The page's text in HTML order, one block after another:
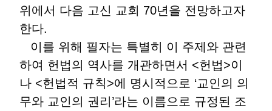
위에서 다음 고신 교회 70년을 전망하고자
한다.
이를 위해 필자는 특별히 이 주제와 관련
하여 헌법의 역사를 개관하면서 <헌법>이
나 <헌법적 규칙>에 명시적으로 ‘교인의 의
무와 교인의 권리’라는 이름으로 규정된 조